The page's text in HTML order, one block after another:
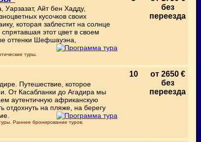
Айт бен Хадду,
кусочков своих
которая заблестит на солнце
этот цвет в своем
оттенки Шефшауэна,
туры.
без
переезда
Путешествие, которое
От Касабланки до Агадира мы
аутентичную африканскую
отдохнуть на пляже, на берегу
Раннее бронирование туров.
10
от 2650 €
без
переезда